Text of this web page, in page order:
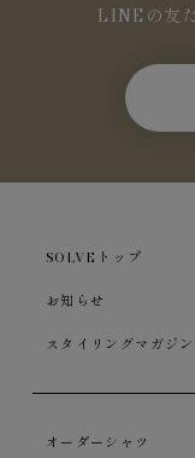
LINEの友
SOLVEトップ
お知らせ
スタイリングマガジン
オーダーシャツ